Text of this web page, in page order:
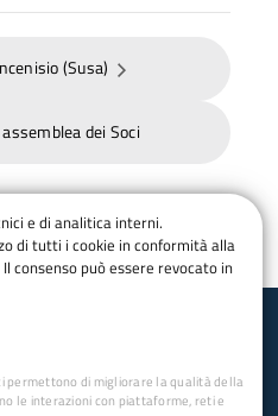
dei Soci
(Susa)
Torre
e di analitica interni.
di tutti i cookie in conformità alla
consenso può essere revocato in
permettono di migliorare la qualità della
le interazioni con piattaforme, reti e